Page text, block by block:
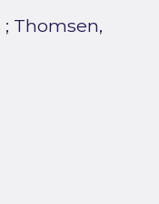
; Thomsen,